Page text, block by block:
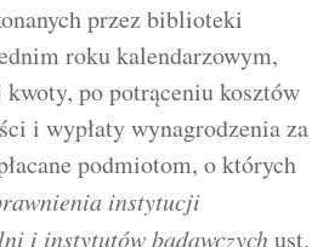
przez biblioteki
roku kalendarzowym,
po potrąceniu kosztów
i wypłaty wynagrodzenia za
podmiotom, o których
instytucji
i instytutów badawczychust.